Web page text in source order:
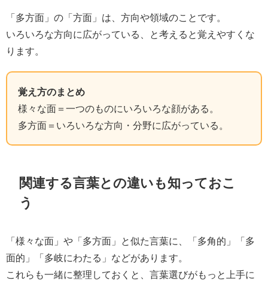
「多方面」の「方面」は、方向や領域のことです。
いろいろな方向に広がっている、と考えると覚えやすくな
ります。
覚え方のまとめ
様々な面＝一つのものにいろいろな顔がある。
多方面＝いろいろな方向・分野に広がっている。
関連する言葉との違いも知っておこ
う
「様々な面」や「多方面」と似た言葉に、「多角的」「多
面的」「多岐にわたる」などがあります。
これらも一緒に整理しておくと、言葉選びがもっと上手に